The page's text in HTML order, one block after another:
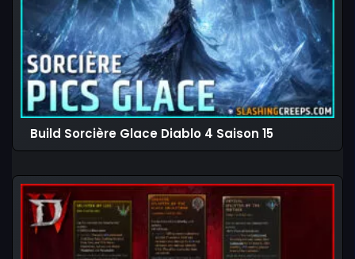
Build Sorcière Glace Diablo 4 Saison 15